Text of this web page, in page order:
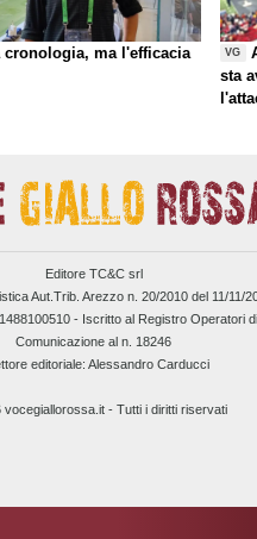
cronologia, ma l'efficacia VG
sta
Editore TC&C srl
Aut.Trib. Arezzo n. 20/2010 del 11/11/
- Iscritto al Registro Operatori di
Comunicazione al n. 18246
editoriale: Alessandro Carducci
vocegiallorossa.it - Tutti i diritti riservati